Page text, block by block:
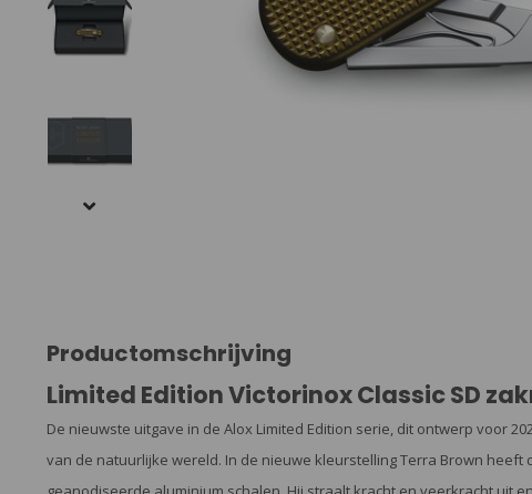
Productomschrijving
Limited Edition Victorinox Classic SD
De nieuwste uitgave in de Alox Limited Edition serie, dit ontwerp voor
van de natuurlijke wereld. In de nieuwe kleurstelling Terra Brown heeft